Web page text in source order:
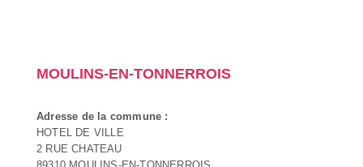
MOULINS-EN-TONNERROIS
Adresse de la commune :
HOTEL DE VILLE
2 RUE CHATEAU